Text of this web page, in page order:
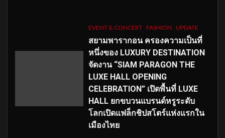
EVENT & CONCERT FASHION UPDATE
สยามพารากอน ครองความเป็นที่
หนึ่งของ LUXURY DESTINATION
จัดงาน “SIAM PARAGON THE
LUXE HALL OPENING
CELEBRATION” เปิดพื้นที่ LUXE
HALL ยกขบวนแบรนด์หรูระดับ
โลกเปิดแฟล็กชิปสโตร์แห่งแรกใน
เมืองไทย